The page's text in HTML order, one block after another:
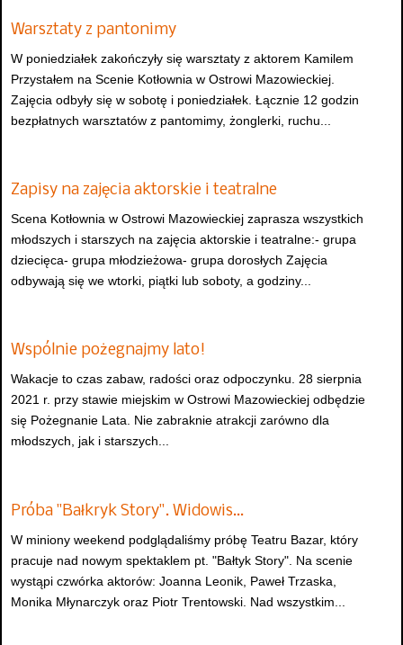
Warsztaty z pantonimy
W poniedziałek zakończyły się warsztaty z aktorem Kamilem
Przystałem na Scenie Kotłownia w Ostrowi Mazowieckiej.
Zajęcia odbyły się w sobotę i poniedziałek. Łącznie 12 godzin
bezpłatnych warsztatów z pantomimy, żonglerki, ruchu...
Zapisy na zajęcia aktorskie i teatralne
Scena Kotłownia w Ostrowi Mazowieckiej zaprasza wszystkich
młodszych i starszych na zajęcia aktorskie i teatralne:- grupa
dziecięca- grupa młodzieżowa- grupa dorosłych Zajęcia
odbywają się we wtorki, piątki lub soboty, a godziny...
Wspólnie pożegnajmy lato!
Wakacje to czas zabaw, radości oraz odpoczynku. 28 sierpnia
2021 r. przy stawie miejskim w Ostrowi Mazowieckiej odbędzie
się Pożegnanie Lata. Nie zabraknie atrakcji zarówno dla
młodszych, jak i starszych...
Próba "Bałkryk Story". Widowis…
W miniony weekend podglądaliśmy próbę Teatru Bazar, który
pracuje nad nowym spektaklem pt. "Bałtyk Story". Na scenie
wystąpi czwórka aktorów: Joanna Leonik, Paweł Trzaska,
Monika Młynarczyk oraz Piotr Trentowski. Nad wszystkim...